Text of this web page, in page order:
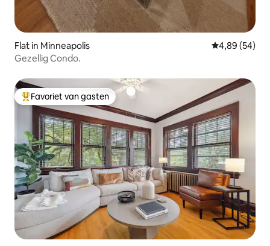
Flat in Minneapolis Gemiddelde
4,89 (54)
Gezellig Condo.
Topfavoriet van gasten
Favoriet van gasten